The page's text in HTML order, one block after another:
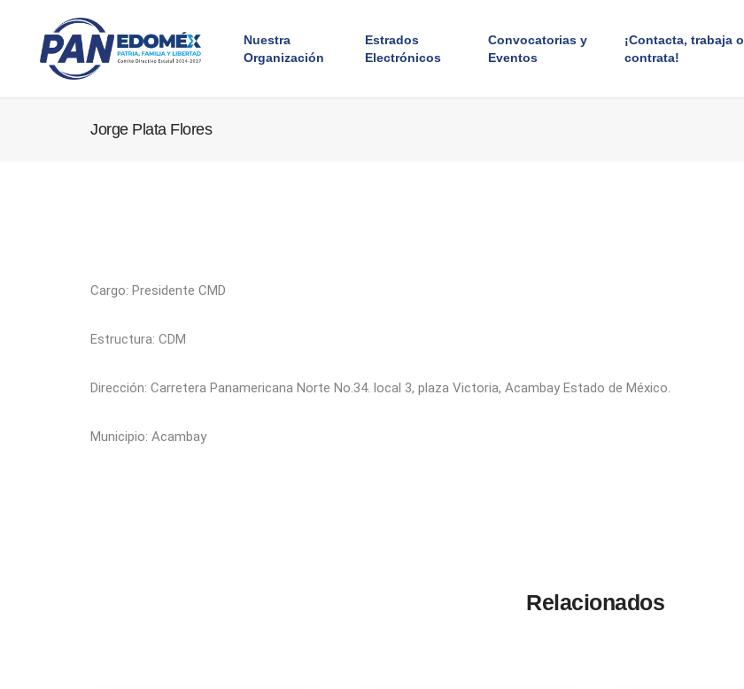
Nuestra
Organización
Estrados
Electrónicos
Convocatorias y
Eventos
¡Contacta, trabaja o
contrata!
Jorge Plata Flores
Cargo: Presidente CMD
Estructura: CDM
Dirección: Carretera Panamericana Norte No.34. local 3, plaza Victoria, Acambay Estado de México.
Municipio: Acambay
Relacionados